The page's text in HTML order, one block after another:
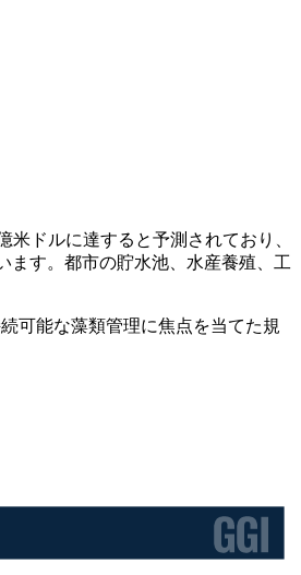
米ドルに達すると予測されており、
ます。都市の貯水池、水産養殖、工
可能な藻類管理に焦点を当てた規